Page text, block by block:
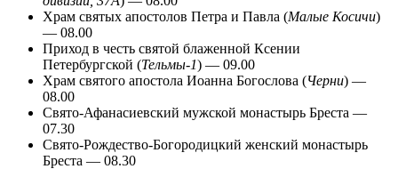
Храм святых апостолов Петра и Павла (Малые Косичи)
— 08.00
Приход в честь святой блаженной Ксении
Петербургской (Тельмы-1) — 09.00
Храм святого апостола Иоанна Богослова (Черни) —
08.00
Свято-Афанасиевский мужской монастырь Бреста —
07.30
Свято-Рождество-Богородицкий женский монастырь
Бреста — 08.30